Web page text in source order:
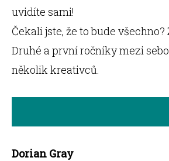
uvidíte sami!
Čekali jste, že to bude všechno?
Druhé a první ročníky mezi
několik kreativců.
Dorian Gray